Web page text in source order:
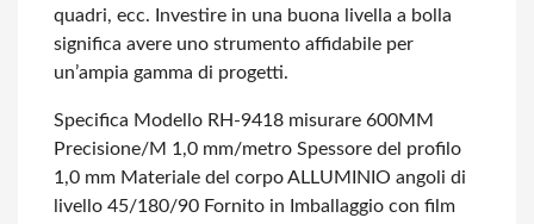
quadri, ecc. Investire in una buona livella a bolla
significa avere uno strumento affidabile per
un’ampia gamma di progetti.
Specifica Modello RH-9418 misurare 600MM
Precisione/M 1,0 mm/metro Spessore del profilo
1,0 mm Materiale del corpo ALLUMINIO angoli di
livello 45/180/90 Fornito in Imballaggio con film